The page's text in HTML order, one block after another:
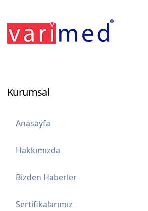
Kurumsal
Anasayfa
Hakkımızda
Bizden Haberler
Sertifikalarımız